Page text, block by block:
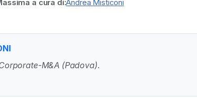
a cura di:Andrea Misticoni
M&A (Padova).